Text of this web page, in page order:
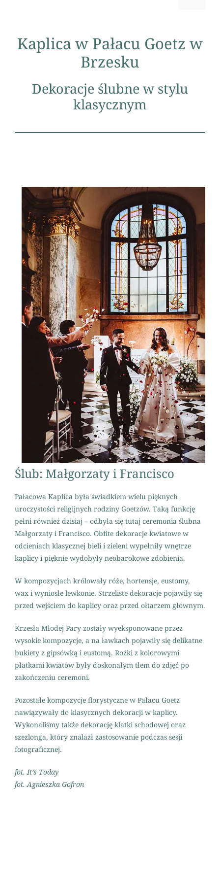
Kaplica w Pałacu Goetz w
Brzesku
Dekoracje ślubne w stylu
klasycznym
Ślub: Małgorzaty i Francisco
Pałacowa Kaplica była świadkiem wielu pięknych
uroczystości religijnych rodziny Goetzów. Taką funkcję
pełni również dzisiaj – odbyła się tutaj ceremonia ślubna
Małgorzaty i Francisco. Obfite dekoracje kwiatowe w
odcieniach klasycznej bieli i zieleni wypełniły wnętrze
kaplicy i pięknie wydobyły neobarokowe zdobienia.
W kompozycjach królowały róże, hortensje, eustomy,
wax i wyniosłe lewkonie. Strzeliste dekoracje pojawiły się
przed wejściem do kaplicy oraz przed ołtarzem głównym.
Krzesła Młodej Pary zostały wyeksponowane przez
wysokie kompozycje, a na ławkach pojawiły się delikatne
bukiety z gipsówką i eustomą. Rożki z kolorowymi
płatkami kwiatów były doskonałym tłem do zdjęć po
zakończeniu ceremoni.
Pozostałe kompozycje florystyczne w Pałacu Goetz
nawiązywały do klasycznych dekoracji w kaplicy.
Wykonaliśmy także dekorację klatki schodowej oraz
szezlonga, który znalazł zastosowanie podczas sesji
fotograficznej.
fot. It’s Today
fot. Agnieszka Gofron